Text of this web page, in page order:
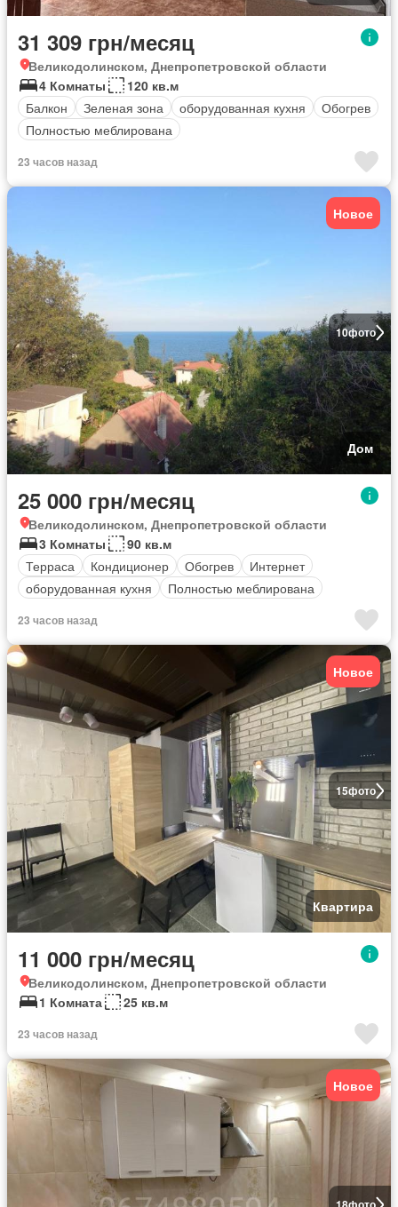
31 309 грн/месяц
Великодолинском, Днепропетровской области
4 Комнаты
120 кв.м
Балкон
Зеленая зона оборудованная кухня
Обогрев
Полностью меблирована
23 часов назад
10фото
Новое
Дом
25 000 грн/месяц
Великодолинском, Днепропетровской области
3 Комнаты
90 кв.м
Терраса
Кондиционер Обогрев
Интернет
оборудованная кухня
Полностью меблирована
23 часов назад
15фото
Новое
Квартира
11 000 грн/месяц
Великодолинском, Днепропетровской области
1 Комната
25 кв.м
23 часов назад
Новое